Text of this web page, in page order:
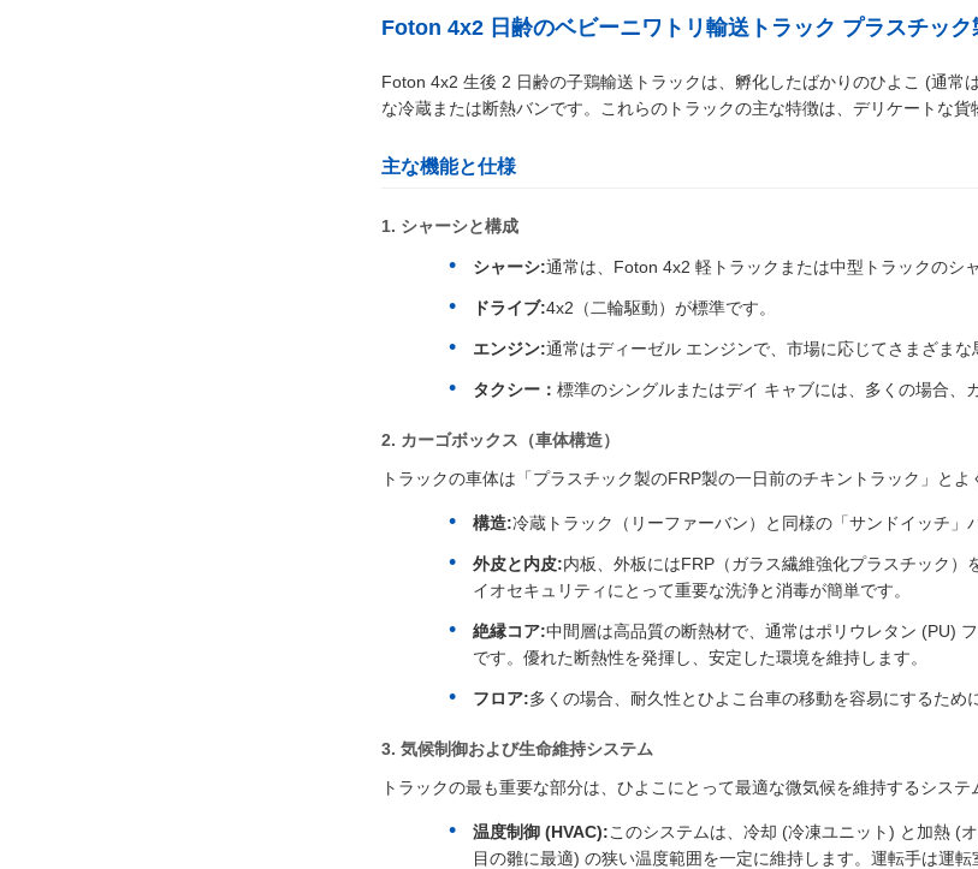
Foton 4x2 日齢のベビーニワトリ輸送トラック プラスチッ
Foton 4x2 生後 2 日齢の子鶏輸送トラックは、孵化したばかりのひよこ (通
な冷蔵または断熱バンです。これらのトラックの主な特徴は、デリケートな
主な機能と仕様
1. シャーシと構成
シャーシ:通常は、Foton 4x2 軽トラックまたは中型トラックのシ
ドライブ:4x2（二輪駆動）が標準です。
エンジン:通常はディーゼル エンジンで、市場に応じてさまざま
タクシー： 標準のシングルまたはデイ キャブには、多くの場合、
2. カーゴボックス（車体構造）
トラックの車体は「プラスチック製のFRP製の一日前のチキントラック」とよ
構造:冷蔵トラック（リーファーバン）と同様の「サンドイッチ」
外皮と内皮:内板、外板にはFRP（ガラス繊維強化プラスチック
イオセキュリティにとって重要な洗浄と消毒が簡単です。
絶縁コア:中間層は高品質の断熱材で、通常はポリウレタン (PU)
です。優れた断熱性を発揮し、安定した環境を維持します。
フロア:多くの場合、耐久性とひよこ台車の移動を容易にするため
3. 気候制御および生命維持システム
トラックの最も重要な部分は、ひよこにとって最適な微気候を維持するシステ
温度制御 (HVAC):このシステムは、冷却 (冷凍ユニット) と加熱 (
目の雛に最適) の狭い温度範囲を一定に維持します。運転手は運転